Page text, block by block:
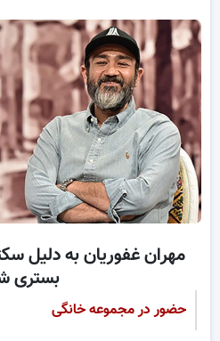
مهران غفوریان به دلیل
بستری
حضور در مجموعه خانگی